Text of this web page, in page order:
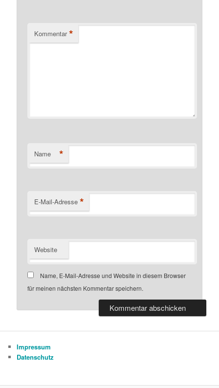
Kommentar *
Name *
E-Mail-Adresse *
Website
Name, E-Mail-Adresse und Website in diesem Browser
für meinen nächsten Kommentar speichern.
Impressum
Datenschutz